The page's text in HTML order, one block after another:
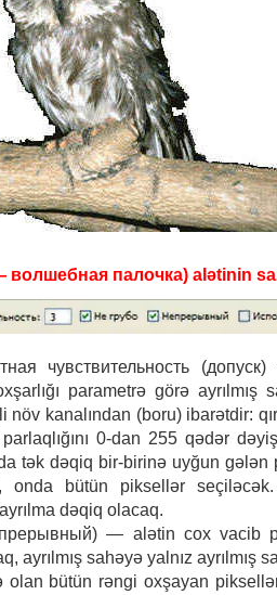
палочка) alətinin
чувствительность
parametrə görə ayrılmış
kanalından (boru) ibarətdir:
0-dan 255 qədər
tək dəqiq bir-birinə uyğun gələn
onda bütün piksellər
dəqiq olacaq.
— alətin cox vacib
ayrılmış sahəyə yalnız ayrılmış
bütün rəngi oxşayan piksellər